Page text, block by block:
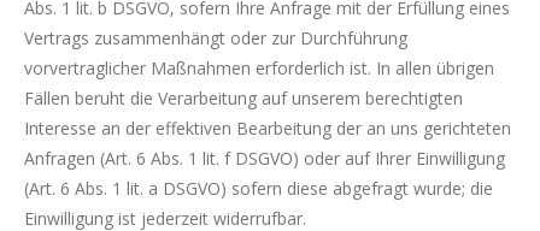
Abs. 1 lit. b DSGVO, sofern Ihre Anfrage mit der Erfüllung eines
Vertrags zusammenhängt oder zur Durchführung
vorvertraglicher Maßnahmen erforderlich ist. In allen übrigen
Fällen beruht die Verarbeitung auf unserem berechtigten
Interesse an der effektiven Bearbeitung der an uns gerichteten
Anfragen (Art. 6 Abs. 1 lit. f DSGVO) oder auf Ihrer Einwilligung
(Art. 6 Abs. 1 lit. a DSGVO) sofern diese abgefragt wurde; die
Einwilligung ist jederzeit widerrufbar.